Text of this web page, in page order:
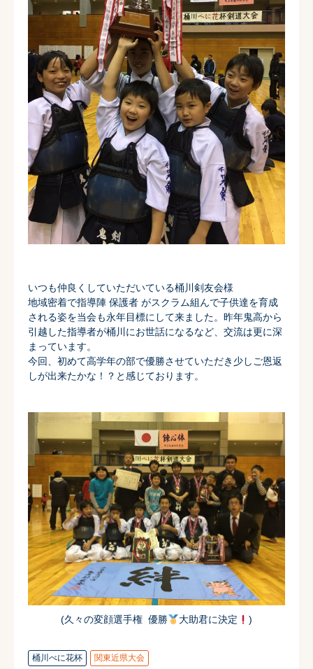
いつも仲良くしていただいている桶川剣友会様
地域密着で指導陣 保護者 がスクラム組んで子供達を育成
される姿を当会も永年目標にして来ました。昨年鬼高から
引越した指導者が桶川にお世話になるなど、 交流は更に深
まっています。
今回、初めて高学年の部で優勝させていただき少しご恩返
しが出来たかな！？と感じております。
(久々の変顔選手権 優勝 大助君に決定 )
桶川べに花杯 関東近県大会